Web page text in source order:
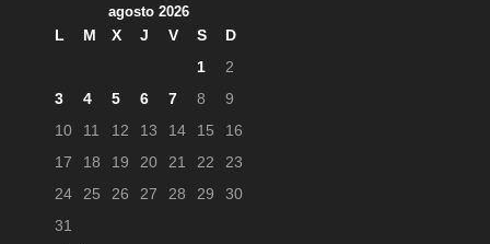
agosto 2026
L M X J V S
D
1
2
3
4 5 6 7 8
9
10
11 12 13 14 15
16
17
18 19 20 21 22
23
24
25 26 27 28 29
30
31